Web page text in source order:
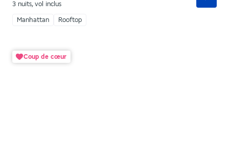
3 nuits, vol inclus
Manhattan Rooftop
Coup de cœur